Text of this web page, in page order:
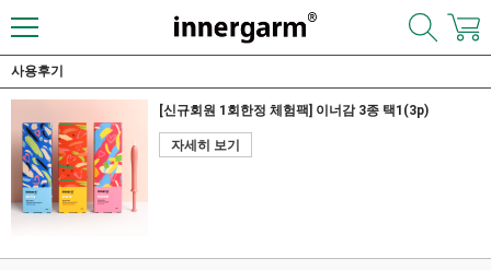
사용후기
[신규회원 1회한정 체험팩] 이너감 3종 택1(3p)
자세히 보기